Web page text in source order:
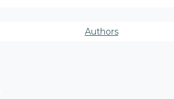
Authors